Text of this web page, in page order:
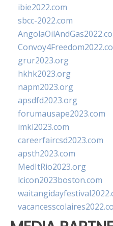
ibie2022.com
sbcc-2022.com
grur2023.org
hkhk2023.org
napm2023.org
apsdfd2023.org
forumausape2023.com
imkl2023.com
careerfaircsd2023.com
apsth2023.com
MedItRio2023.org
lcicon2023boston.com